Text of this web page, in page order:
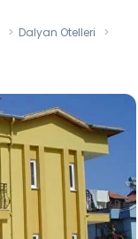
Dalyan Otelleri